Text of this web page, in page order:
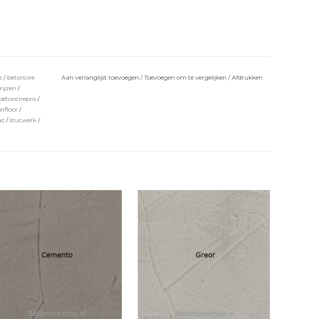
/ betoncire
/
/
/
/stucwerk /
Aan verlanglijst toevoegen /Toevoegen om te vergelijken /Afdrukken
oftewel per m2.
Bij onze betoncire floor zitten alle
materialen om de vloer compleet te
de coating om eea waterdicht te maken!
De beton-ciré floor besteld u 'per stuk'
Bij onze betoncire floor zitten alle
behandelen. Betoncire cement + Resin,en
de coating om eea waterdicht te maken!
Eventuele primer kunt u los bestel...